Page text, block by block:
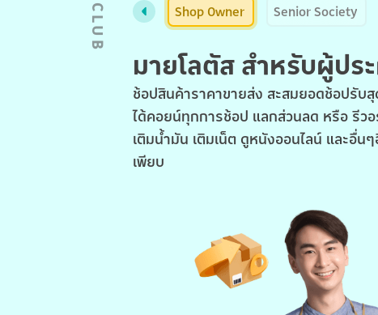
CLUB Shop Owner Senior Society
มายโลตัส สำหรับผู้ปร
ช้อปสินค้าราคาขายส่ง สะสมยอดช้อปรับ
ได้คอยน์ทุกการช้อป แลกส่วนลด หรือ รีว
เติมน้ำมัน เติมเน็ต ดูหนังออนไลน์ และอื่น
เพียบ